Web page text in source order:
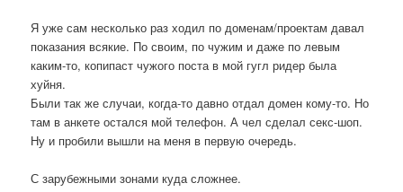
Я уже сам несколько раз ходил по доменам/проектам давал
показания всякие. По своим, по чужим и даже по левым
каким-то, копипаст чужого поста в мой гугл ридер была
хуйня.
Были так же случаи, когда-то давно отдал домен кому-то. Но
там в анкете остался мой телефон. А чел сделал секс-шоп.
Ну и пробили вышли на меня в первую очередь.
С зарубежными зонами куда сложнее.